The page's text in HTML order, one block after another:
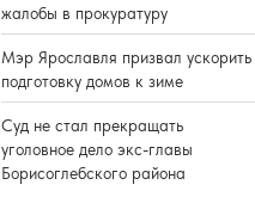
жалобы в прокуратуру
Мэр Ярославля призвал ускорить
подготовку домов к зиме
Суд не стал прекращать
уголовное дело экс-главы
Борисоглебского района